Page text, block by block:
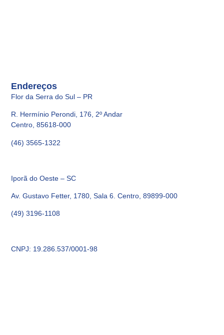
Endereços
Flor da Serra do Sul – PR
R. Hermínio Perondi, 176, 2º Andar
Centro, 85618-000
(46) 3565-1322
Iporã do Oeste – SC
Av. Gustavo Fetter, 1780, Sala 6. Centro, 89899-000
(49) 3196-1108
CNPJ: 19.286.537/0001-98